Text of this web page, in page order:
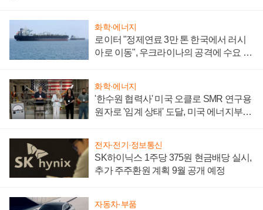
화학·에너지
로이터 "정제연료 3만 톤 한국에서 러시
아로 이동", 우크라이나의 공격에 수요 늘
화학·에너지
'한수원 협력사' 미국 오클로 SMR 연구용
원자로 '임계 상태' 도달, 미국 에너지부
전자·전기·정보통신
SK하이닉스 1주당 375원 현금배당 실시,
추가 주주환원 계획 9월 공개 예정
자동차·부품